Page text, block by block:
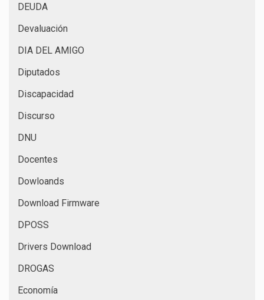
DEUDA
Devaluación
DIA DEL AMIGO
Diputados
Discapacidad
Discurso
DNU
Docentes
Dowloands
Download Firmware
DPOSS
Drivers Download
DROGAS
Economía